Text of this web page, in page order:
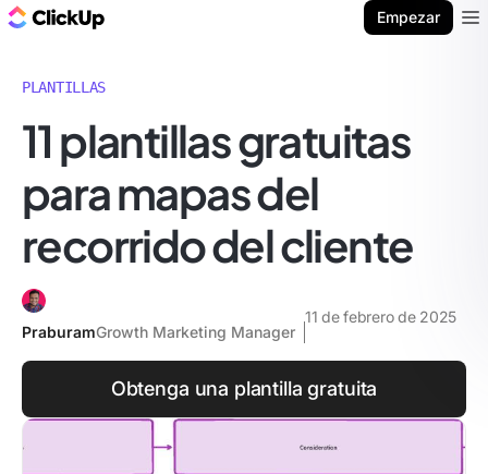
Empezar
PLANTILLAS
11 plantillas gratuitas
para mapas del
recorrido del cliente
PraburamGrowth Marketing Manager
11 de febrero de 2025
Obtenga una plantilla gratuita